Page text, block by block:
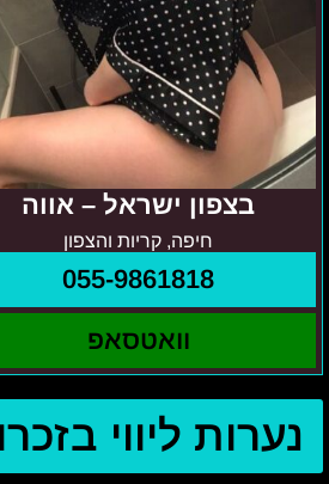
בצפון ישראל – אווה
חיפה, קריות והצפון
055-9861818
וואטסאפ
נערות ליווי